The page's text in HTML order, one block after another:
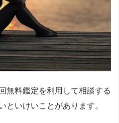
無料鑑定を利用して相談する
といけいことがあります。